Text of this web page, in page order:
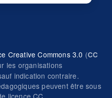
Creative Commons 3.0 (CC
les organisations
indication contraire.
peuvent être sous
licence CC.